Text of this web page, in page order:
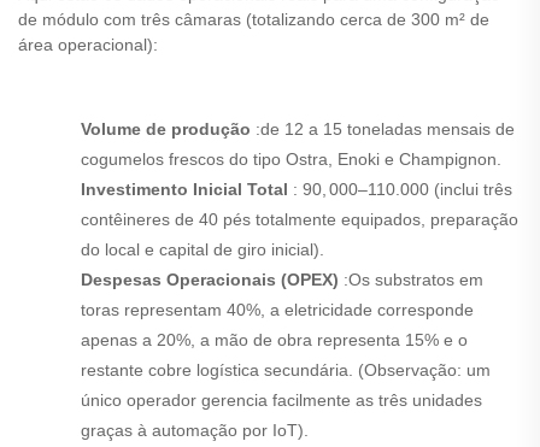
de módulo com três câmaras (totalizando cerca de 300 m² de
área operacional):
Volume de produção :de 12 a 15 toneladas mensais de
cogumelos frescos do tipo Ostra, Enoki e Champignon.
Investimento Inicial Total : 90 000–110.000 (inclui três
contêineres de 40 pés totalmente equipados, preparação
do local e capital de giro inicial).
Despesas Operacionais (OPEX) :Os substratos em
toras representam 40%, a eletricidade corresponde
apenas a 20%, a mão de obra representa 15% e o
restante cobre logística secundária. (Observação: um
único operador gerencia facilmente as três unidades
graças à automação por IoT).